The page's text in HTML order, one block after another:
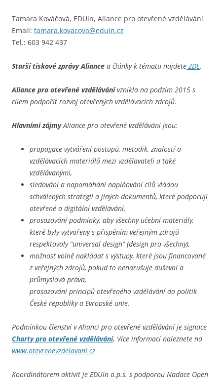
Tamara Kováčová, EDUin, Aliance pro otevřené vzdělávání
Email: tamara.kovacova@eduin.cz
Tel.: 603 942 437
Starší tiskové zprávy Aliance a články k tématu najdete ZDE.
Aliance pro otevřené vzdělávánívznikla na podzim 2015 s
cílem podpořit rozvoj otevřených vzdělávacích zdrojů.
Hlavními zájmyAliance pro otevřené vzdělávání jsou:
propagace vytváření postupů, metodik, znalostí a
vzdělávacích materiálů mezi vzdělavateli a také
vzdělávanými,
sledování a napomáhání naplňování cílů vládou
schválených strategií a jiných dokumentů, které podporují
otevřené a digitální vzdělávání,
prosazování podmínky, aby všechny učební materiály,
které byly vytvořeny s přispěním veřejným zdrojů
respektovaly “universal design” (design pro všechny),
možnost volně nakládat s výstupy, které jsou financované
z veřejných zdrojů, pokud to nenarušuje duševní a
průmyslová práva,
prosazování principů otevřeného vzdělávání do politik
České republiky a Evropské unie.
Podmínkou členství v Alianci pro otevřené vzdělávání je signace
Charty pro otevřené vzdělávání. Více informací naleznete na
www.otevrenevzdelavani.cz
Koordinátorem aktivit je EDUin o.p.s. s podporou Nadace Open